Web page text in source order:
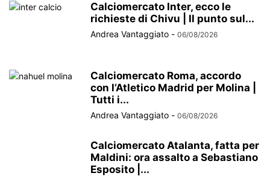
Calciomercato Inter, ecco le
richieste di Chivu | Il punto sul...
Andrea Vantaggiato - 06/08/2026
Calciomercato Roma, accordo
con l’Atletico Madrid per Molina |
Tutti i...
Andrea Vantaggiato - 06/08/2026
Calciomercato Atalanta, fatta per
Maldini: ora assalto a Sebastiano
Esposito |...